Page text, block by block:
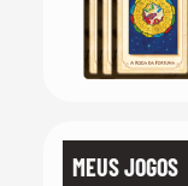
MEUS JOGOS